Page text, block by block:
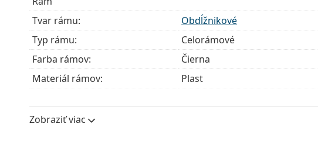
Tvar rámu:
Obdĺžnikové
Typ rámu:
Celorámové
Farba rámov:
Čierna
Materiál rámov:
Plast
Šírka:
Zobraziť viac